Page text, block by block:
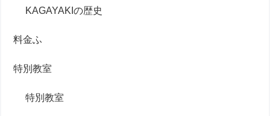
KAGAYAKIの歴史
料金ふ
特別教室
特別教室